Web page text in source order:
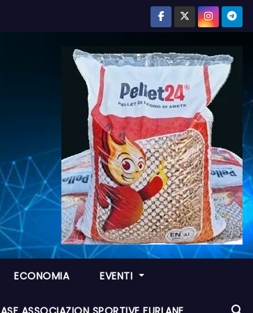
ECONOMIA EVENTI